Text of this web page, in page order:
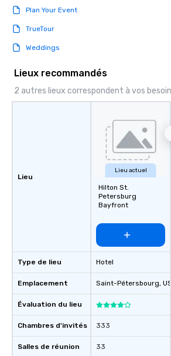
Plan Your Event
TrueTour
Weddings
Lieux recommandés
2 autres lieux correspondent à vos
Lieu
Type de lieu
Emplacement
Évaluation du lieu
Chambres d'invités
Salles de réunion
Lieu actuel
Hilton St.
Petersburg
Bayfront
Hotel
Saint-Pétersbourg, US
333
33